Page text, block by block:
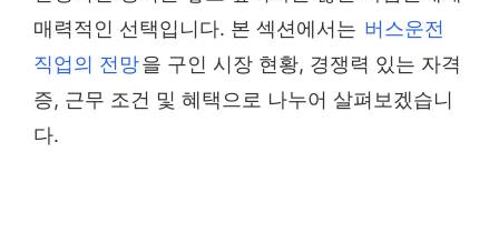
매력적인 선택입니다. 본 섹션에서는 버스운전
직업의 전망을 구인 시장 현황, 경쟁력 있는 자격
증, 근무 조건 및 혜택으로 나누어 살펴보겠습니
다.